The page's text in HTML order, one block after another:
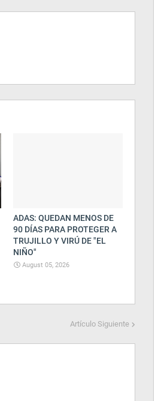
ADAS: QUEDAN MENOS DE
90 DÍAS PARA PROTEGER A
TRUJILLO Y VIRÚ DE "EL
NIÑO"
August 05, 2026
Artículo Siguiente